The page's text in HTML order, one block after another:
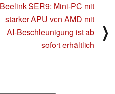
Beelink SER9: Mini-PC mit
starker APU von AMD mit
AI-Beschleunigung ist ab
sofort erhältlich
⟩